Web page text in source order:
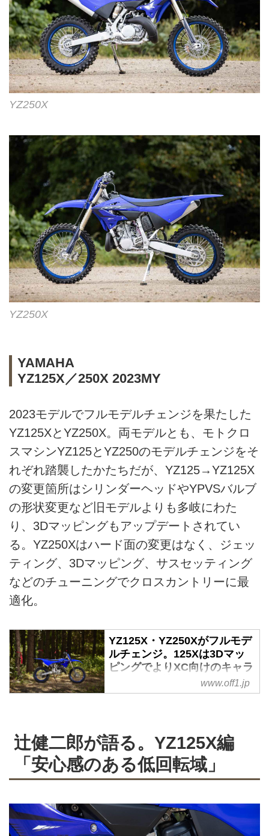
YZ250X
YZ250X
YAMAHA
YZ125X／250X 2023MY
2023モデルでフルモデルチェンジを果たした
YZ125XとYZ250X。両モデルとも、モトクロ
スマシンYZ125とYZ250のモデルチェンジをそ
れぞれ踏襲したかたちだが、YZ125→YZ125X
の変更箇所はシリンダーヘッドやYPVSバルブ
の形状変更など旧モデルよりも多岐にわた
り、3Dマッピングもアップデートされてい
る。YZ250Xはハード面の変更はなく、ジェッ
ティング、3Dマッピング、サスセッティング
などのチューニングでクロスカントリーに最
適化。
YZ125X・YZ250Xがフルモデ
ルチェンジ。125Xは3Dマッ
ピングでよりXC向けのキャラ
クターへ最適化 - Off1.jp（オ
フワン・ドット・ジェイピ
米でリリース。クロスカントリー
シリーズであるFX、Xも同時に発
表されており、2ストロークの
YZ125X・YZ250Xはフルモデル
www.off1.jp
辻健二郎が語る。YZ125X編
「安心感のある低回転域」